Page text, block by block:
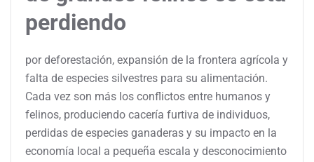
perdiendo
por deforestación, expansión de la frontera agrícola y
falta de especies silvestres para su alimentación.
Cada vez son más los conflictos entre humanos y
felinos, produciendo cacería furtiva de individuos,
perdidas de especies ganaderas y su impacto en la
economía local a pequeña escala y desconocimiento